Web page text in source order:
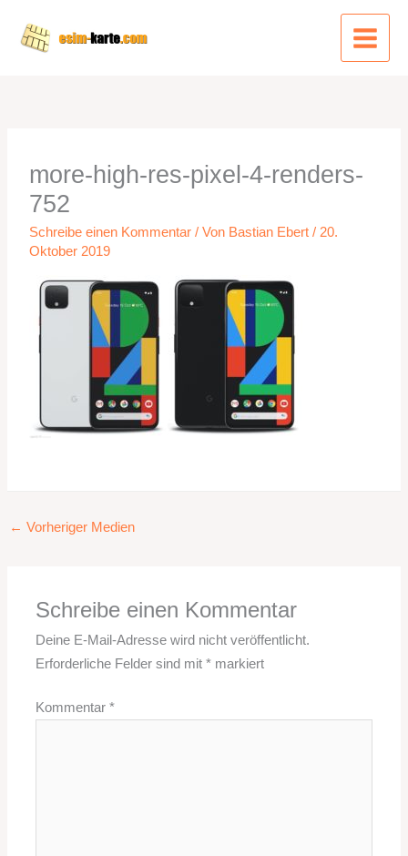
Inhalt
more-high-res-pixel-4-renders-
752
Schreibe einen Kommentar / Von Bastian Ebert/ 20.
Oktober 2019
← Vorheriger Medien
Schreibe einen Kommentar
Deine E-Mail-Adresse wird nicht veröffentlicht.
Erforderliche Felder sind mit* markiert
Kommentar*